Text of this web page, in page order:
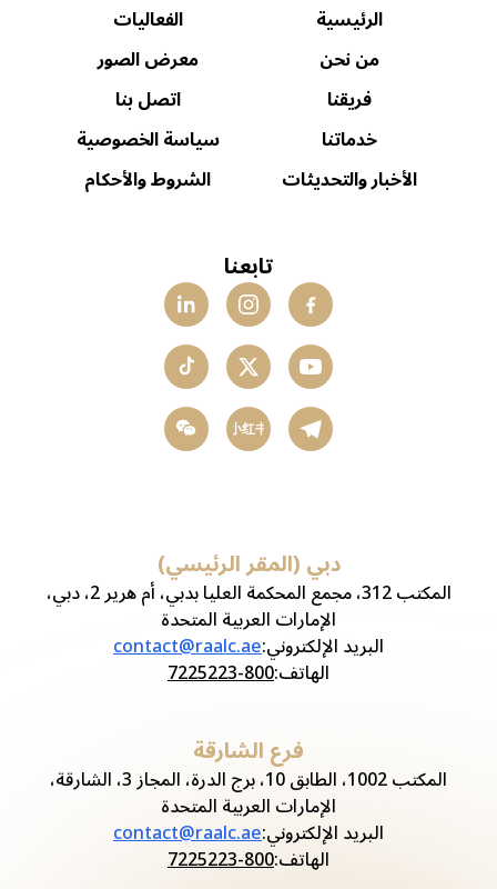
الرئيسية
من نحن
فريقنا
خدماتنا
الأخبار والتحديثات
الفعاليات
معرض الصور
اتصل بنا
سياسة الخصوصية
الشروط والأحكام
تابعنا
小红书
دبي (المقر الرئيسي)
المكتب 312، مجمع المحكمة العليا بدبي، أم هرير 2، دبي،
الإمارات العربية المتحدة
البريد الإلكتروني:
contact@raalc.ae
الهاتف:
800-7225223
فرع الشارقة
المكتب 1002، الطابق 10، برج الدرة، المجاز 3، الشارقة،
الإمارات العربية المتحدة
البريد الإلكتروني:
contact@raalc.ae
الهاتف:
800-7225223